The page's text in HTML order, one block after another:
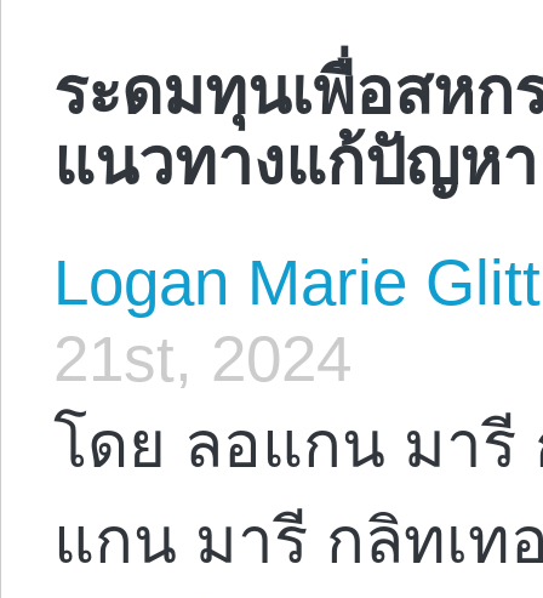
ระดมทุนเพื่อสห
แนวทางแก้ปัญหา
Logan Marie
21st, 2024
โดย ลอแกน มารี
แกน มารี กลิทเ